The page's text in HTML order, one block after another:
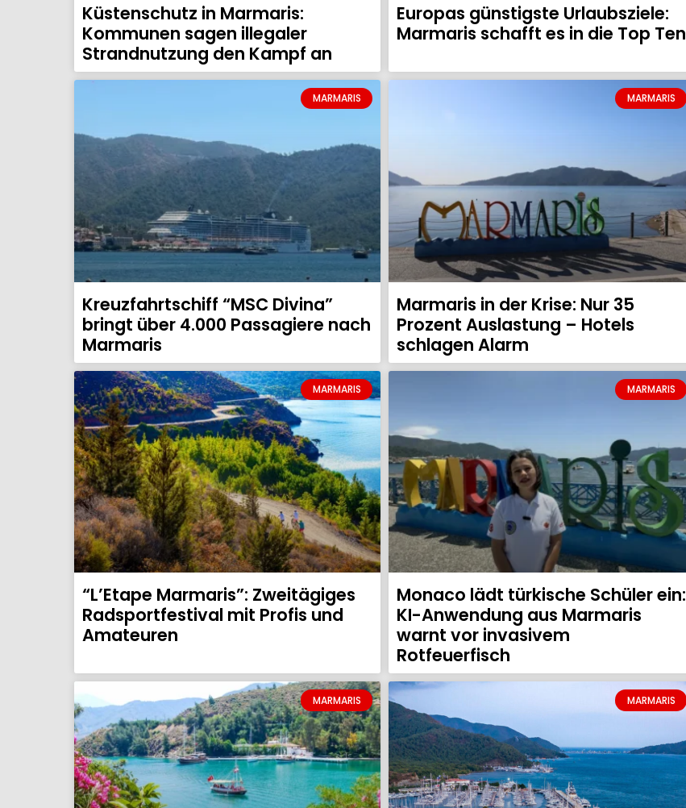
Küstenschutz in Marmaris:
Kommunen sagen illegaler
Strandnutzung den Kampf an
Europas günstigste Urlaubsziele:
Marmaris schafft es in die Top Ten
MARMARIS
Kreuzfahrtschiff “MSC Divina”
bringt über 4.000 Passagiere nach
Marmaris
MARMARIS
Marmaris in der Krise: Nur 35
Prozent Auslastung – Hotels
schlagen Alarm
MARMARIS
“L’Etape Marmaris”: Zweitägiges
Radsportfestival mit Profis und
Amateuren
MARMARIS
Monaco lädt türkische Schüler ein:
KI-Anwendung aus Marmaris
warnt vor invasivem
Rotfeuerfisch
MARMARIS MARMARIS